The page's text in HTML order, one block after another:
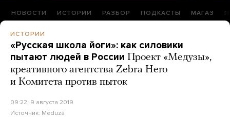
НОВОСТИ ИСТОРИИ РАЗБОР ПОДКАСТЫ МАГАЗ
ИСТОРИИ
«Русская школа йоги»: как силовики
пытают людей в России Проект «Медузы»,
креативного агентства Zebra Hero
и Комитета против пыток
09:22, 9 августа 2019
Источник: Meduza